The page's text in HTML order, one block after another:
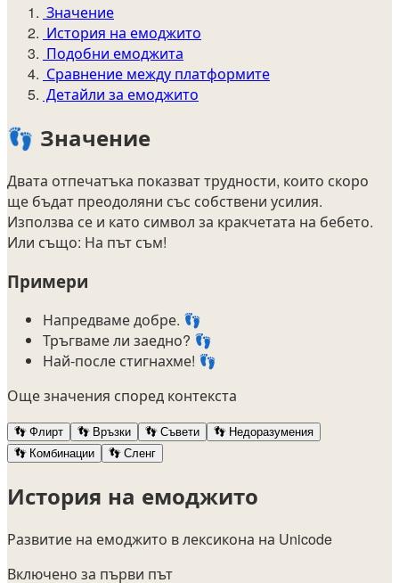
Значение
История на емоджито
Подобни емоджита
Сравнение между платформите
Детайли за емоджито
👣 Значение
Двата отпечатъка показват трудности, които скоро
ще бъдат преодоляни със собствени усилия.
Използва се и като символ за кракчетата на бебето.
Или също: На път съм!
Примери
Напредваме добре. 👣
Тръгваме ли заедно? 👣
Най-после стигнахме! 👣
Още значения според контекста
👣Флирт 👣Връзки 👣Съвети 👣Недоразумения
👣Комбинации 👣Сленг
История на емоджито
Развитие на емоджито в лексикона на Unicode
Включено за първи път